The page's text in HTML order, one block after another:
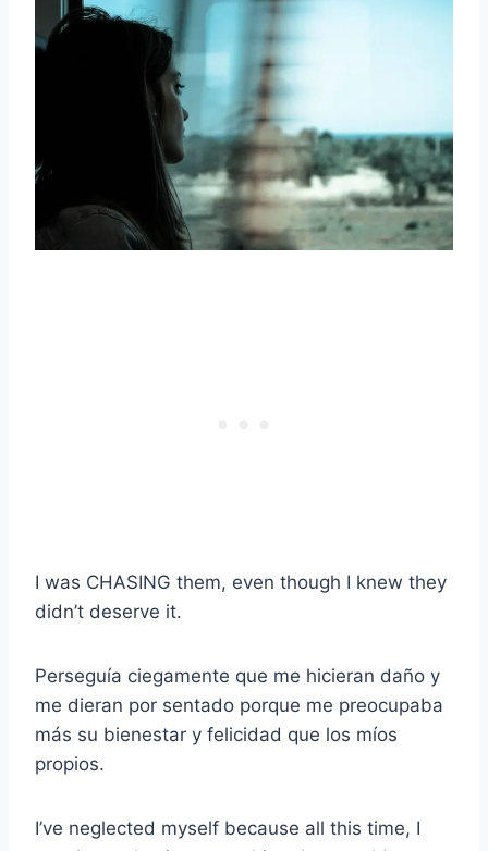
I was CHASING them, even though I knew they
didn’t deserve it.
Perseguía ciegamente que me hicieran daño y
me dieran por sentado porque me preocupaba
más su bienestar y felicidad que los míos
propios.
I’ve neglected myself because all this time, I